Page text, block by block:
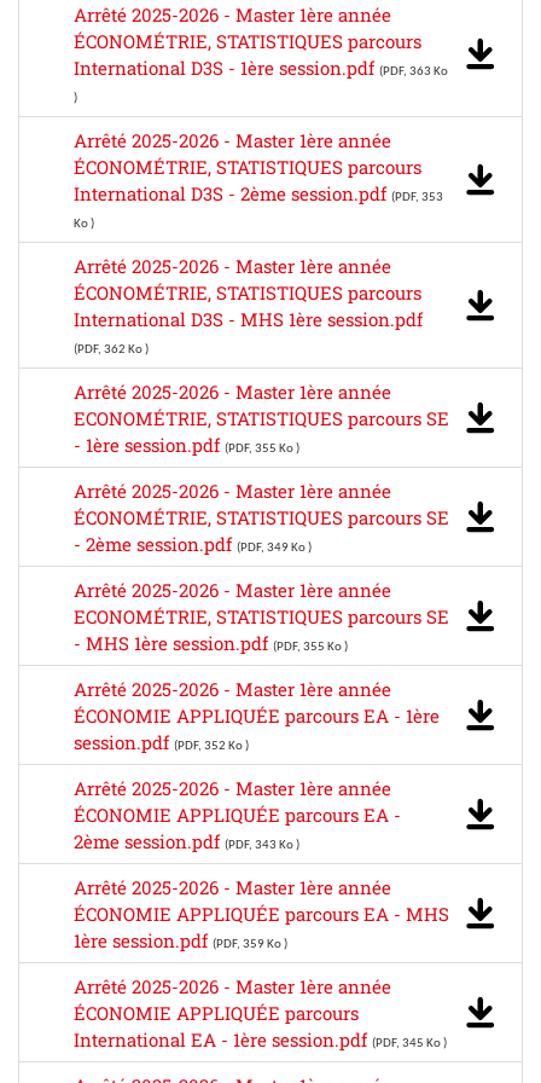
Arrêté 2025-2026 - Master 1ère année
ÉCONOMÉTRIE, STATISTIQUES parcours
International D3S - 1ère session.pdf (PDF, 363 Ko
)
Arrêté 2025-2026 - Master 1ère année
ÉCONOMÉTRIE, STATISTIQUES parcours
International D3S - 2ème session.pdf (PDF, 353
Ko )
Arrêté 2025-2026 - Master 1ère année
ÉCONOMÉTRIE, STATISTIQUES parcours
International D3S - MHS 1ère session.pdf
(PDF, 362 Ko )
Arrêté 2025-2026 - Master 1ère année
ECONOMÉTRIE, STATISTIQUES parcours SE
- 1ère session.pdf (PDF, 355 Ko )
Arrêté 2025-2026 - Master 1ère année
ÉCONOMÉTRIE, STATISTIQUES parcours SE
- 2ème session.pdf (PDF, 349 Ko )
Arrêté 2025-2026 - Master 1ère année
ECONOMÉTRIE, STATISTIQUES parcours SE
- MHS 1ère session.pdf (PDF, 355 Ko )
Arrêté 2025-2026 - Master 1ère année
ÉCONOMIE APPLIQUÉE parcours EA - 1ère
session.pdf (PDF, 352 Ko )
Arrêté 2025-2026 - Master 1ère année
ÉCONOMIE APPLIQUÉE parcours EA -
2ème session.pdf (PDF, 343 Ko )
Arrêté 2025-2026 - Master 1ère année
ÉCONOMIE APPLIQUÉE parcours EA - MHS
1ère session.pdf (PDF, 359 Ko )
Arrêté 2025-2026 - Master 1ère année
ÉCONOMIE APPLIQUÉE parcours
International EA - 1ère session.pdf (PDF, 345 Ko )